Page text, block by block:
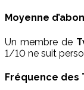
Moyenne
Un membre de
1/10 ne suit
Fréquence des